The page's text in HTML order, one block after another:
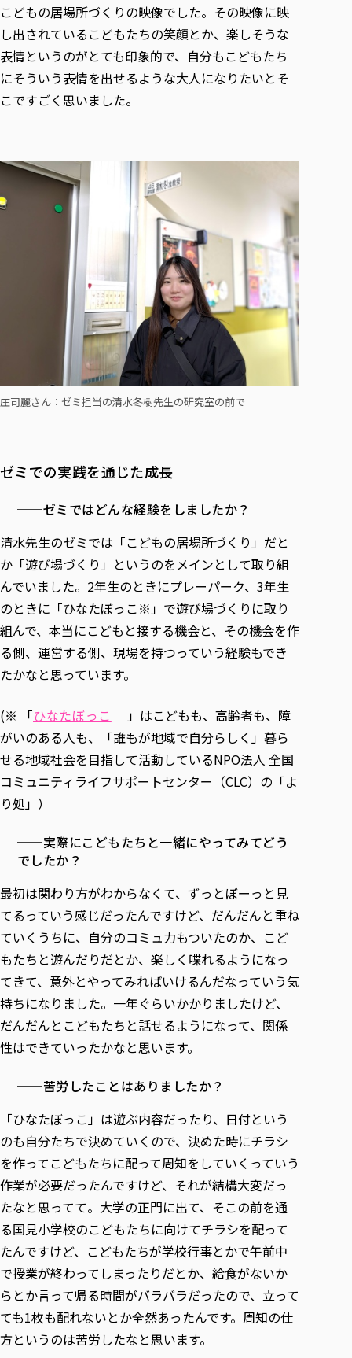
こどもの居場所づくりの映像でした。その映像に映
し出されているこどもたちの笑顔とか、楽しそうな
表情というのがとても印象的で、自分もこどもたち
にそういう表情を出せるような大人になりたいとそ
こですごく思いました。
庄司麗さん：ゼミ担当の清水冬樹先生の研究室の前で
ゼミでの実践を通じた成長
──ゼミではどんな経験をしましたか？
清水先生のゼミでは「こどもの居場所づくり」だと
か「遊び場づくり」というのをメインとして取り組
んでいました。2年生のときにプレーパーク、3年生
のときに「ひなたぼっこ※」で遊び場づくりに取り
組んで、本当にこどもと接する機会と、その機会を作
る側、運営する側、現場を持つっていう経験もでき
たかなと思っています。
(※ 「ひなたぼっこ
」はこどもも、高齢者も、障
がいのある人も、「誰もが地域で自分らしく」暮ら
せる地域社会を目指して活動しているNPO法人 全国
コミュニティライフサポートセンター（CLC）の「よ
り処」）
──実際にこどもたちと一緒にやってみてどう
でしたか？
最初は関わり方がわからなくて、ずっとぼーっと見
てるっていう感じだったんですけど、だんだんと重ね
ていくうちに、自分のコミュ力もついたのか、こど
もたちと遊んだりだとか、楽しく喋れるようになっ
てきて、意外とやってみればいけるんだなっていう気
持ちになりました。一年ぐらいかかりましたけど、
だんだんとこどもたちと話せるようになって、関係
性はできていったかなと思います。
──苦労したことはありましたか？
「ひなたぼっこ」は遊ぶ内容だったり、日付という
のも自分たちで決めていくので、決めた時にチラシ
を作ってこどもたちに配って周知をしていくっていう
作業が必要だったんですけど、それが結構大変だっ
たなと思ってて。大学の正門に出て、そこの前を通
る国見小学校のこどもたちに向けてチラシを配って
たんですけど、こどもたちが学校行事とかで午前中
で授業が終わってしまったりだとか、給食がないか
らとか言って帰る時間がバラバラだったので、立って
ても1枚も配れないとか全然あったんです。周知の仕
方というのは苦労したなと思います。